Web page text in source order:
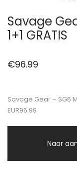
Savage
1+1 GRATIS
€96.99
Savage Gear – SG6
EUR96.99
Naar